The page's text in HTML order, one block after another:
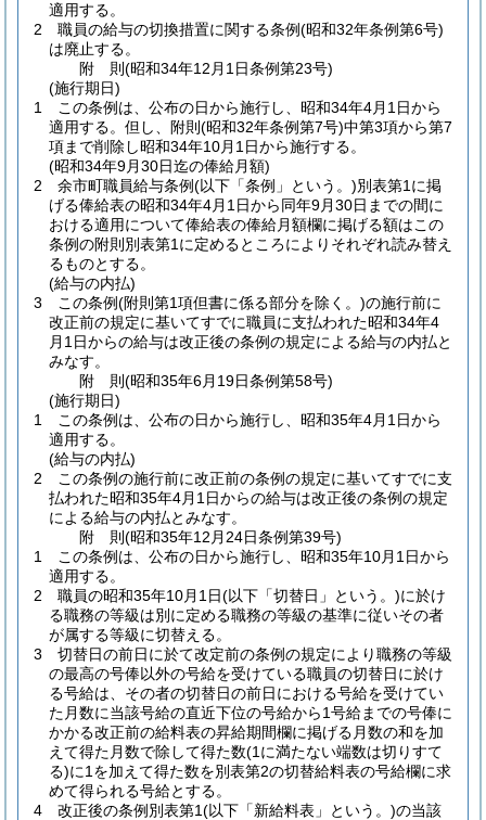
適用する。
2
職員の給与の切換措置に関する条例(昭和32年条例第6号)
は廃止する。
附 則(昭和34年12月1日条例第23号)
(施行期日)
1
この条例は、公布の日から施行し、昭和34年4月1日から
適用する。 但し、附則 (昭和32年条例第7号)中第3項から第7
項まで削除し昭和34年10月1日から施行する。
(昭和34年9月30日迄の俸給月額)
2
余市町職員給与条例(以下「条例」という。)別表第1に掲
げる俸給表の昭和34年4月1日から同年9月30日までの間に
おける適用について俸給表の俸給月額欄に掲げる額はこの
条例の附則別表第1に定めるところによりそれぞれ読み替え
るものとする。
(給与の内払)
3
この条例(附則第1項但書に係る部分を除く。)の施行前に
改正前の規定に基いてすでに職員に支払われた昭和34年4
月1日からの給与は改正後の条例の規定による給与の内払と
みなす。
附 則(昭和35年6月19日条例第58号)
(施行期日)
1
この条例は、公布の日から施行し、昭和35年4月1日から
適用する。
(給与の内払)
2
この条例の施行前に改正前の条例の規定に基いてすでに支
払われた昭和35年4月1日からの給与は改正後の条例の規定
による給与の内払とみなす。
附 則(昭和35年12月24日条例第39号)
1
この条例は、公布の日から施行し、昭和35年10月1日から
適用する。
2
職員の昭和35年10月1日(以下「切替日」という。)に於け
る職務の等級は別に定める職務の等級の基準に従いその者
が属する等級に切替える。
3
切替日の前日に於て改定前の条例の規定により職務の等級
の最高の号俸以外の号給を受けている職員の切替日に於け
る号給は、その者の切替日の前日における号給を受けてい
た月数に当該号給の直近下位の号給から1号給までの号俸に
かかる改正前の給料表の昇給期間欄に掲げる月数の和を加
えて得た月数で除して得た数(1に満たない端数は切りすて
る)に1を加えて得た数を別表第2の切替給料表の号給欄に求
めて得られる号給とする。
4
改正後の条例別表第1(以下「新給料表」という。)の当該